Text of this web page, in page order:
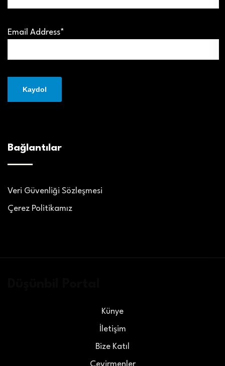
Email Address*
Bağlantılar
Veri Güvenliği Sözleşmesi
Çerez Politikamız
Künye
İletişim
Bize Katıl